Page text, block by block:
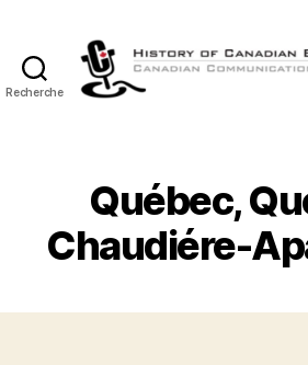
Recherche
Québec,
Chaudiére-